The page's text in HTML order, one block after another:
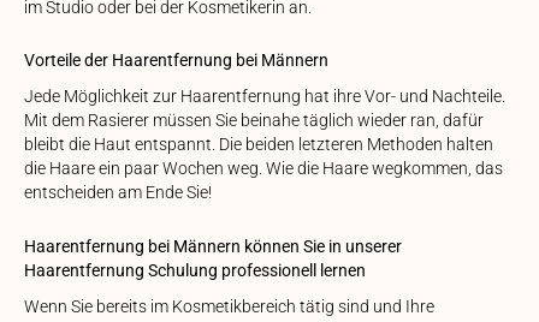
im Studio oder bei der Kosmetikerin an.
Vorteile der Haarentfernung bei Männern
Jede Möglichkeit zur Haarentfernung hat ihre Vor- und Nachteile.
Mit dem Rasierer müssen Sie beinahe täglich wieder ran, dafür
bleibt die Haut entspannt. Die beiden letzteren Methoden halten
die Haare ein paar Wochen weg. Wie die Haare wegkommen, das
entscheiden am Ende Sie!
Haarentfernung bei Männern können Sie in unserer
Haarentfernung Schulung professionell lernen
Wenn Sie bereits im Kosmetikbereich tätig sind und Ihre